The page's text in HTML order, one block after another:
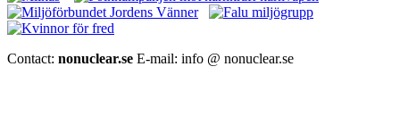
Contact: nonuclear.se E-mail: info @ nonuclear.se